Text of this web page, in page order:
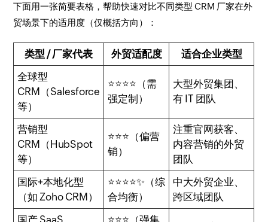
下面用一张简要表格，帮助快速对比不同类型 CRM 厂家在外
贸场景下的适用度（仅概括方向）：
类型 / 厂家代表 外贸适配度
适合企业类型
全球型
CRM（Salesforce
等）
⭐⭐⭐⭐（需
强定制）
大型外贸集团、
有 IT 团队
营销型
CRM（HubSpot
等）
⭐⭐⭐（偏营
销）
注重官网获客、
内容营销的外贸
团队
国际+本地化型
（如 Zoho CRM）
⭐⭐⭐⭐✨（综
合均衡）
中大外贸企业、
跨区域团队
国产 SaaS
⭐⭐⭐（强集